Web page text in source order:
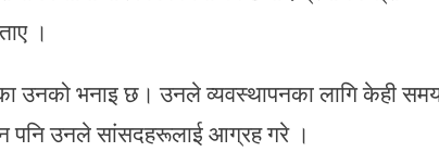
।
उनको भनाइ छ। उनले व्यवस्थापनका लागि केही
पनि उनले सांसदहरूलाई आग्रह गरे ।